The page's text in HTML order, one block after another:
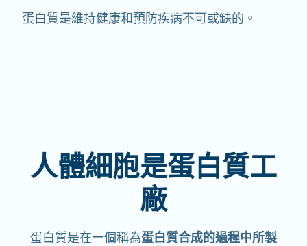
蛋白質是維持健康和預防疾病不可或缺的。
人體細胞是蛋白質工
廠
蛋白質是在一個稱為蛋白質合成的過程中所製